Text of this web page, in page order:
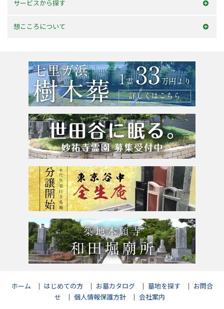
洋型墓石
デザイン墓石
横浜市内
神奈川県
東京都
サービスから探す
お墓を建てる
墓じまい・改葬
粉骨サービス
想こころについて
会社案内
アクセス
よくあるご質問
お問合せ
ホーム はじめての方 お墓カタログ 墓地を探す
お問合
せ
個人情報保護方針 会社案内